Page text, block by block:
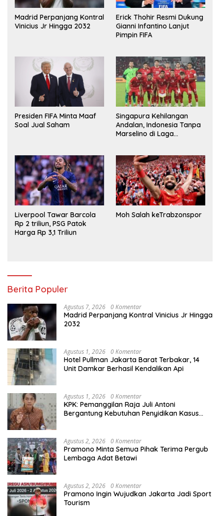
Madrid Perpanjang Kontral
Vinicius Jr Hingga 2032
Erick Thohir Resmi Dukung
Gianni Infantino Lanjut
Pimpin FIFA
Presiden FIFA Minta Maaf
Soal Jual Saham
Singapura Kehilangan
Andalan, Indonesia Tanpa
Marselino di Laga
Liverpool Tawar Barcola
Rp 2 triliun, PSG Patok
Harga Rp 3,1 Triliun
Moh Salah keTrabzonspor
Berita Populer
Agustus 7, 2026 0 Komentar
Madrid Perpanjang Kontral Vinicius Jr Hingga
2032
Agustus 1, 2026 0 Komentar
Hotel Pullman Jakarta Barat Terbakar, 14
Unit Damkar Berhasil Kendalikan Api
Agustus 1, 2026 0 Komentar
KPK: Pemanggilan Raja Juli Antoni
Bergantung Kebutuhan Penyidikan Kasus
Agustus 2, 2026 0 Komentar
Pramono Minta Semua Pihak Terima Pergub
Lembaga Adat Betawi
Agustus 2, 2026 0 Komentar
Pramono Ingin Wujudkan Jakarta Jadi Sport
Tourism